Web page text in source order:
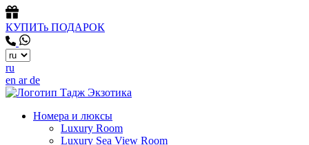
КУПИТь ПОДАРОК
ru
en arde
Номера и люксы
Luxury Room
Luxury Sea View Room